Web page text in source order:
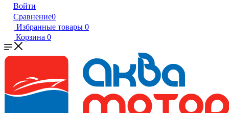
Войти
Сравнение0
Избранные товары 0
Корзина 0